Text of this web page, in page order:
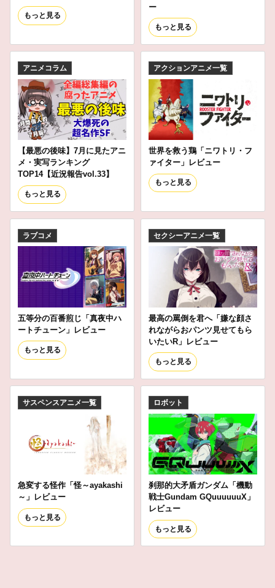
もっと見る
ー
もっと見る
アニメコラム
【最悪の後味】7月に見たアニ
メ・実写ランキング
TOP14【近況報告vol.33】
もっと見る
アクションアニメ一覧
世界を救う鶏「ニワトリ・フ
ァイター」レビュー
もっと見る
ラブコメ
五等分の百番煎じ「真夜中ハ
ートチューン」レビュー
もっと見る
セクシーアニメ一覧
最高の罵倒を君へ「嫌な顔さ
れながらおパンツ見せてもら
いたいR」レビュー
もっと見る
サスペンスアニメ一覧
急変する怪作「怪～ayakashi
～」レビュー
もっと見る
ロボット
刹那的大矛盾ガンダム「機動
戦士Gundam GQuuuuuuX」
レビュー
もっと見る